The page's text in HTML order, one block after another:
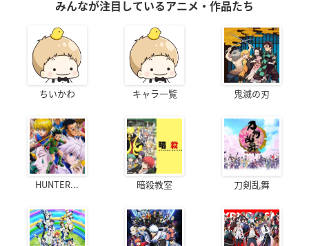
みんなが注目しているアニメ・作品たち
ちいかわ キャラ一覧 鬼滅の刃
HUNTER... 暗殺教室 刀剣乱舞